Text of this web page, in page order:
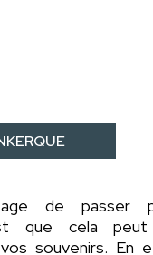
de passer
que cela
souvenirs. En